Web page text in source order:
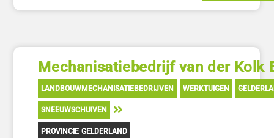
Mechanisatiebedrijf van der Kolk
LANDBOUWMECHANISATIEBEDRIJVEN WERKTUIGEN
SNEEUWSCHUIVEN
PROVINCIE GELDERLAND